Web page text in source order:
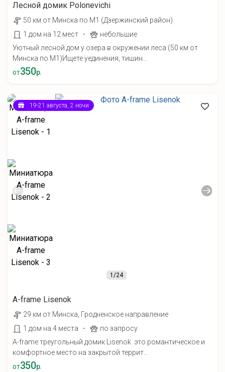
Лесной домик Polonevichi
50 км от Минска по М1 (Дзержинский район)
1 дом на 12 мест
·
небольшие
Уютный лесной дом у озера в окружении леса (50 км от
Минска по М1) ​Ищете уединения, тишин...
от350р.
1/24
19-21 августа, 2 ночи
A-frame Lisenok
29 км от Минска, Гродненское направление
1 дом на 4 места
·
по запросу
A-frame треугольный домик Lisenok это романтическое и
комфортное место на закрытой террит...
от350р.